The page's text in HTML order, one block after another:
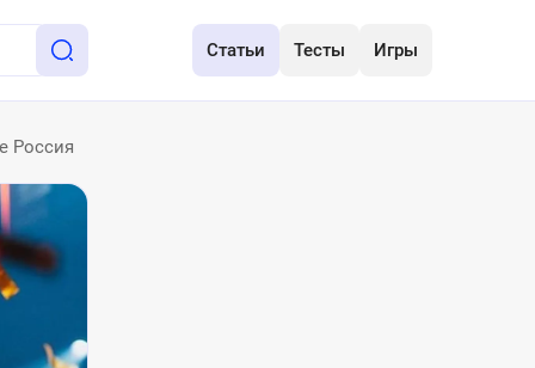
Статьи Тесты Игры
Россия